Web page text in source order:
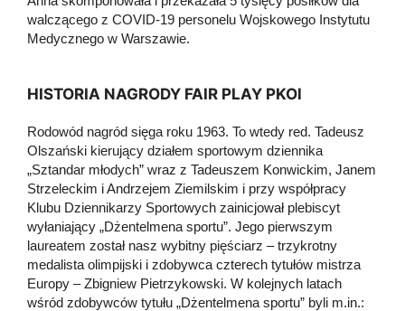
walczącego z COVID-19 personelu Wojskowego Instytutu
Medycznego w Warszawie.
HISTORIA NAGRODY FAIR PLAY PKOl
Rodowód nagród sięga roku 1963. To wtedy red. Tadeusz
Olszański kierujący działem sportowym dziennika
„Sztandar młodych” wraz z Tadeuszem Konwickim, Janem
Strzeleckim i Andrzejem Ziemilskim i przy współpracy
Klubu Dziennikarzy Sportowych zainicjował plebiscyt
wyłaniający „Dżentelmena sportu”. Jego pierwszym
laureatem został nasz wybitny pięściarz – trzykrotny
medalista olimpijski i zdobywca czterech tytułów mistrza
Europy – Zbigniew Pietrzykowski. W kolejnych latach
wśród zdobywców tytułu „Dżentelmena sportu” byli m.in.: